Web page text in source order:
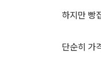
하지만 빵
단순히 가